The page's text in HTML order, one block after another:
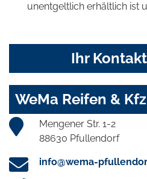
unentgeltlich erhältlich ist
Ihr
WeMa Reifen & Kfz
Mengener Str. 1-2
88630 Pfullendorf
info@wema-